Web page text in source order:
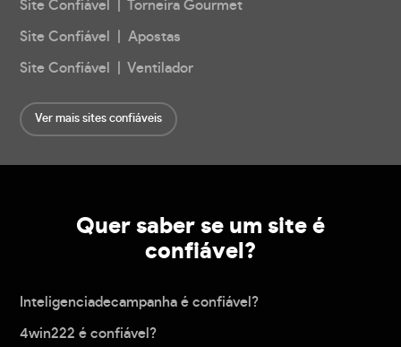
Site Confiável | Torneira Gourmet
Site Confiável | Apostas
Site Confiável | Ventilador
Ver mais sites confiáveis
Quer saber se um site é
confiável?
Inteligenciadecampanha é confiável?
4win222 é confiável?